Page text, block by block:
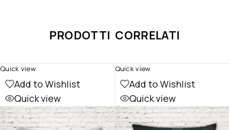
PRODOTTI CORRELATI
Add to Wishlist
Quick view
Quick view
Add to Wishlist
Quick view
Quick view